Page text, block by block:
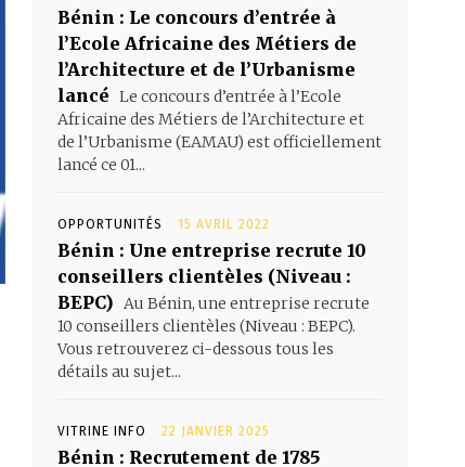
Bénin : Le concours d’entrée à
l’Ecole Africaine des Métiers de
l’Architecture et de l’Urbanisme
lancé Le concours d’entrée à l’Ecole
Africaine des Métiers de l’Architecture et
de l’Urbanisme (EAMAU) est officiellement
lancé ce 01...
OPPORTUNITÉS 15 AVRIL 2022
Bénin : Une entreprise recrute 10
conseillers clientèles (Niveau :
BEPC) Au Bénin, une entreprise recrute
10 conseillers clientèles (Niveau : BEPC).
Vous retrouverez ci-dessous tous les
détails au sujet...
VITRINE INFO 22 JANVIER 2025
Bénin : Recrutement de 1785